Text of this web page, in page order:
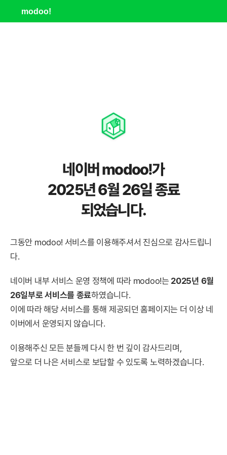
modoo!
네이버 modoo!가
2025년 6월 26일 종료
되었습니다.
그동안 modoo! 서비스를 이용해주셔서 진심으로 감사드립니
다.
네이버 내부 서비스 운영 정책에 따라 modoo!는 2025년 6월
26일부로 서비스를 종료하였습니다.
이에 따라 해당 서비스를 통해 제공되던 홈페이지는 더 이상 네
이버에서 운영되지 않습니다.
이용해주신 모든 분들께 다시 한 번 깊이 감사드리며,
앞으로 더 나은 서비스로 보답할 수 있도록 노력하겠습니다.